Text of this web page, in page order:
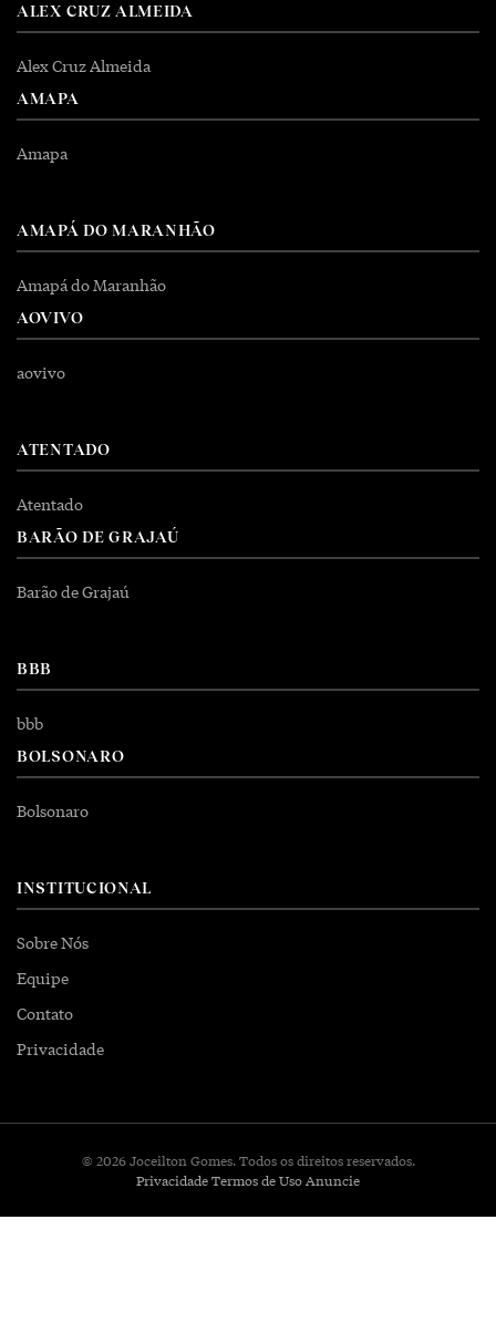
ALEX CRUZ ALMEIDA
Alex Cruz Almeida
AMAPA
Amapa
AMAPÁ DO MARANHÃO
Amapá do Maranhão
AOVIVO
aovivo
ATENTADO
Atentado
BARÃO DE GRAJAÚ
Barão de Grajaú
BBB
bbb
BOLSONARO
Bolsonaro
INSTITUCIONAL
Sobre Nós
Equipe
Contato
Privacidade
© 2026 Joceilton Gomes. Todos os direitos reservados.
PrivacidadeTermos de UsoAnuncie